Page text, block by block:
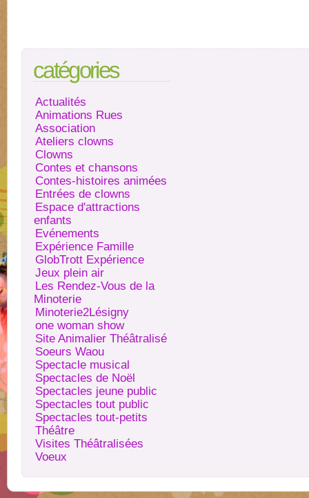
catégories
Actualités
Animations Rues
Association
Ateliers clowns
Clowns
Contes et chansons
Contes-histoires animées
Entrées de clowns
Espace d'attractions
enfants
Evénements
Expérience Famille
GlobTrott Expérience
Jeux plein air
Les Rendez-Vous de la
Minoterie
Minoterie2Lésigny
one woman show
Site Animalier Théâtralisé
Soeurs Waou
Spectacle musical
Spectacles de Noël
Spectacles jeune public
Spectacles tout public
Spectacles tout-petits
Théâtre
Visites Théâtralisées
Voeux